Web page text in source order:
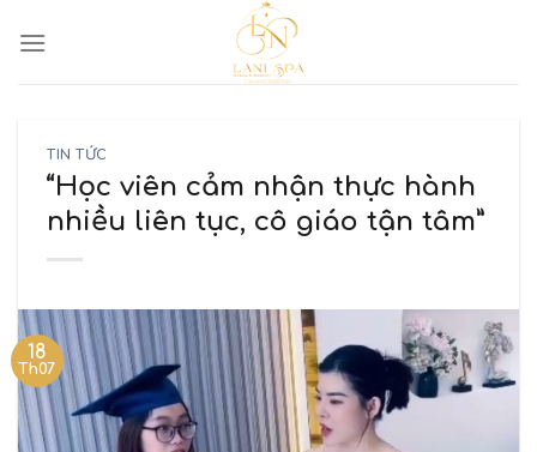
TIN TỨC
“Học viên cảm nhận thực hành
nhiều liên tục, cô giáo tận tâm”
18
Th07